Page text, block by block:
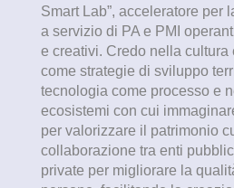
Smart Lab”, acceleratore per
a servizio di PA e PMI
e creativi. Credo nella cultura
come strategie di sviluppo
tecnologia come processo e
ecosistemi con cui
per valorizzare il patrimonio
collaborazione tra enti
private per migliorare la